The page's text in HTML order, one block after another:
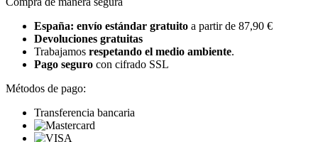
España: envío estándar gratuito a partir de 87,90 €
Devoluciones gratuitas
Trabajamos respetando el medio ambiente.
Pago seguro con cifrado SSL
Métodos de pago:
Transferencia bancaria